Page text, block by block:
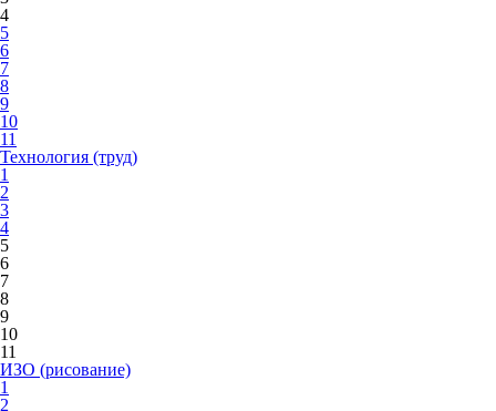
4
5
6
7
8
9
10
11
Технология (труд)
1
2
3
4
5
6
7
8
9
10
11
ИЗО (рисование)
1
2